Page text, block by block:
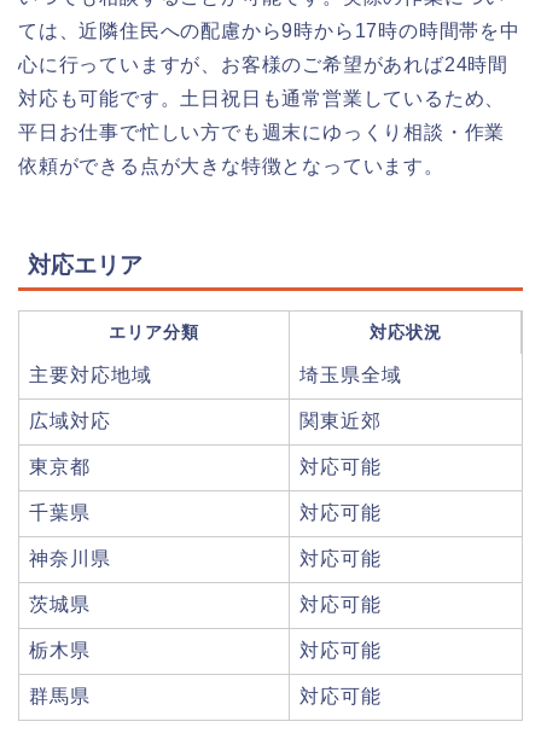
ては、近隣住民への配慮から9時から17時の時間帯を中
心に行っていますが、お客様のご希望があれば24時間
対応も可能です。土日祝日も通常営業しているため、
平日お仕事で忙しい方でも週末にゆっくり相談・作業
依頼ができる点が大きな特徴となっています。
対応エリア
エリア分類 対応状況
主要対応地域 埼玉県全域
広域対応 関東近郊
東京都 対応可能
千葉県 対応可能
神奈川県 対応可能
茨城県 対応可能
栃木県 対応可能
群馬県 対応可能